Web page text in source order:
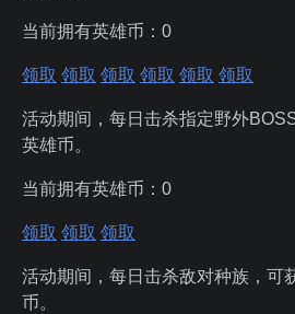
当前拥有英雄币： 0
领取 领取 领取 领取 领取 领取
活动期间，每日击杀指定野外
英雄币。
当前拥有英雄币： 0
领取 领取 领取
活动期间，每日击杀敌对种族，可
币。